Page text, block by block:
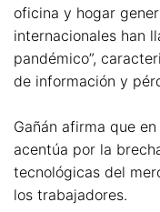
oficina y hogar
internacionales han
pandémico”,
de información y
Gañán afirma que
acentúa por la
tecnológicas del
los trabajadores.